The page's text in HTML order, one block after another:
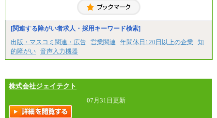
[関連する障がい者求人・採用キーワード検索]
出版・マスコミ関連・広告 営業関連 年間休日120日以上の企業
知
的障がい 音声入力機器
株式会社ジェイテクト
07月31日更新